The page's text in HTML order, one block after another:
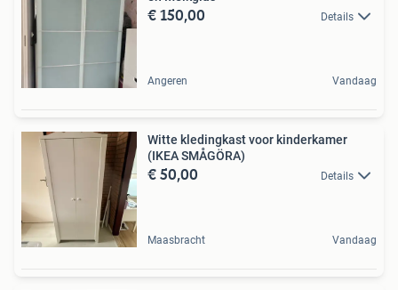
€ 150,00 Details
Angeren Vandaag
Witte kledingkast voor kinderkamer
(IKEA SMÅGÖRA)
€ 50,00 Details
Maasbracht Vandaag